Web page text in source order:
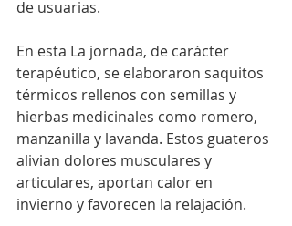
de usuarias.
En esta La jornada, de carácter
terapéutico, se elaboraron saquitos
térmicos rellenos con semillas y
hierbas medicinales como romero,
manzanilla y lavanda. Estos guateros
alivian dolores musculares y
articulares, aportan calor en
invierno y favorecen la relajación.